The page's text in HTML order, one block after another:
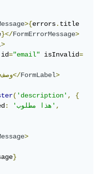
>{errors.
}</FormErrorMessage>
>
id="email" isInvalid=
>وصف</FormLabel>
('description',
{
: 'هذا مطلوب',
>
}